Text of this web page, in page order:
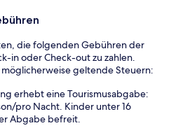
die folgenden Gebühren der
in oder Check-out zu zahlen.
geltende Steuern:
erhebt eine Tourismusabgabe:
pro Nacht. Kinder unter 16
Abgabe befreit.